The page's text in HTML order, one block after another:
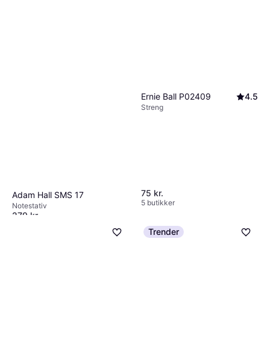
Adam Hall SMS 17
Notestativ
279 kr.
Ernie Ball P02409 4.5
Streng
75 kr.
5 butikker
Trender